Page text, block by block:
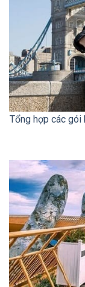
Tổng hợp các